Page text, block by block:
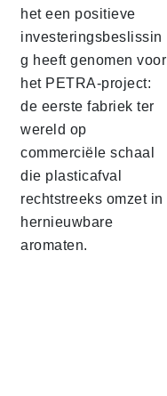
het een positieve
investeringsbeslissin
g heeft genomen voor
het PETRA-project:
de eerste fabriek ter
wereld op
commerciële schaal
die plasticafval
rechtstreeks omzet in
hernieuwbare
aromaten.